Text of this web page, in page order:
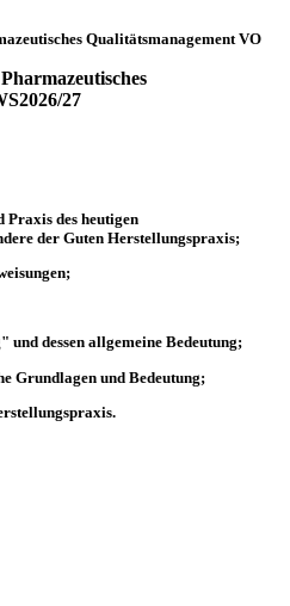
Qualitätsmanagement VO
27
Praxis des heutigen
der Guten Herstellungspraxis;
und dessen allgemeine Bedeutung;
Grundlagen und Bedeutung;